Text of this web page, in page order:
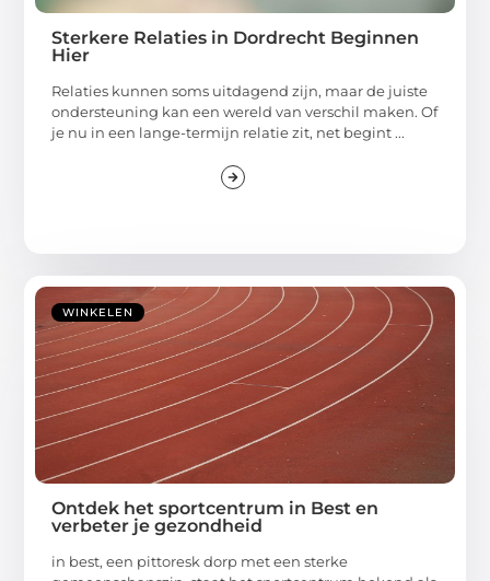
Sterkere Relaties in Dordrecht Beginnen
Hier
Relaties kunnen soms uitdagend zijn, maar de juiste
ondersteuning kan een wereld van verschil maken. Of
je nu in een lange-termijn relatie zit, net begint ...
WINKELEN
Ontdek het sportcentrum in Best en
verbeter je gezondheid
in best, een pittoresk dorp met een sterke